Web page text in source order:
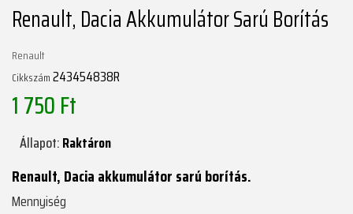
Renault, Dacia Akkumulátor Sarú Borítás
Renault
Cikkszám243454838R
1 750 Ft
Állapot:Raktáron
Renault, Dacia akkumulátor sarú borítás.
Mennyiség